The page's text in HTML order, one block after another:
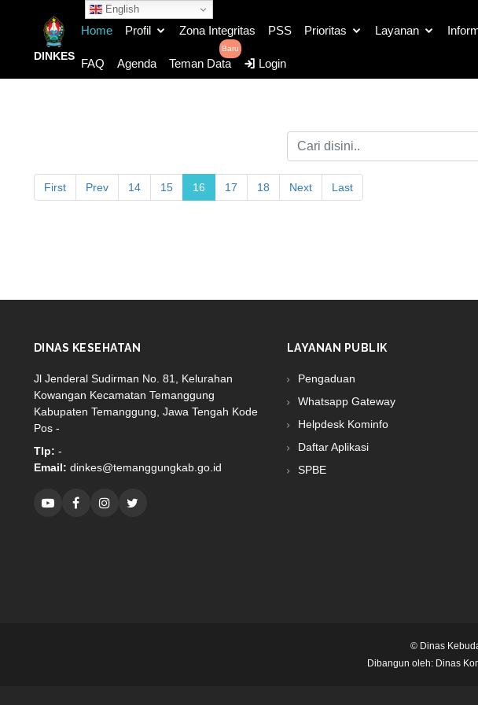
English
DINKES
Home Profil Zona Integritas PSS Prioritas Layanan
FAQ Agenda Teman Data
Baru
Login
First Prev 14 15 16 17 18 Next Last
DINAS KESEHATAN
Jl Jenderal Sudirman No. 81, Kelurahan
Kowangan Kecamatan Temanggung
Kabupaten Temanggung, Jawa Tengah Kode
Pos -
Tlp: -
Email: dinkes@temanggungkab.go.id
LAYANAN PUBLIK
Pengaduan
Whatsapp Gateway
Helpdesk Kominfo
Daftar Aplikasi
SPBE
© Dinas
Dibangun oleh: Dinas